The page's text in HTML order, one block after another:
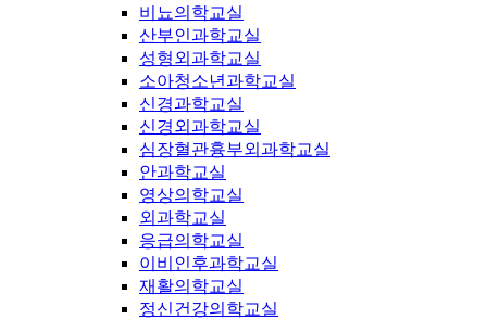
비뇨의학교실
산부인과학교실
성형외과학교실
소아청소년과학교실
신경과학교실
신경외과학교실
심장혈관흉부외과학교실
안과학교실
영상의학교실
외과학교실
응급의학교실
이비인후과학교실
재활의학교실
정신건강의학교실